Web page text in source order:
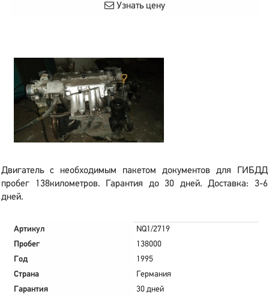
Узнать цену
Двигатель с необходимым пакетом документов для ГИБДД
пробег 138километров. Гарантия до 30 дней. Доставка: 3-6
дней.
Артикул
NQ1/2719
Пробег
138000
Год
1995
Страна
Германия
Гарантия
30 дней